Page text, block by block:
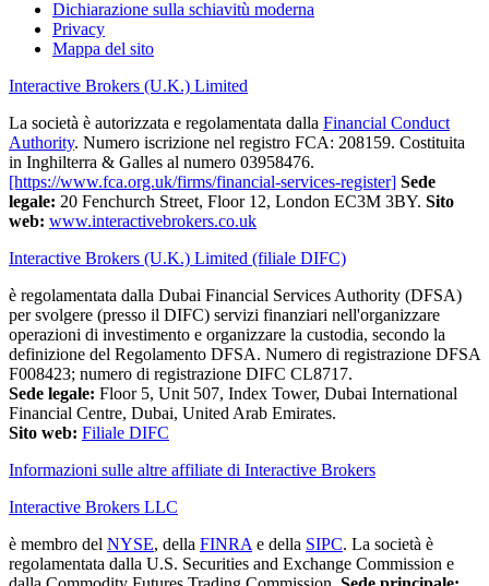
Dichiarazione sulla schiavitù moderna
Privacy
Mappa del sito
Interactive Brokers (U.K.) Limited
La società è autorizzata e regolamentata dalla Financial Conduct
Authority. Numero iscrizione nel registro FCA: 208159. Costituita
in Inghilterra & Galles al numero 03958476.
[https://www.fca.org.uk/firms/financial-services-register] Sede
legale: 20 Fenchurch Street, Floor 12, London EC3M 3BY. Sito
web: www.interactivebrokers.co.uk
Interactive Brokers (U.K.) Limited (filiale DIFC)
è regolamentata dalla Dubai Financial Services Authority (DFSA)
per svolgere (presso il DIFC) servizi finanziari nell'organizzare
operazioni di investimento e organizzare la custodia, secondo la
definizione del Regolamento DFSA. Numero di registrazione DFSA
F008423; numero di registrazione DIFC CL8717.
Sede legale: Floor 5, Unit 507, Index Tower, Dubai International
Financial Centre, Dubai, United Arab Emirates.
Sito web: Filiale DIFC
Informazioni sulle altre affiliate di Interactive Brokers
Interactive Brokers LLC
è membro del NYSE, della FINRA e della SIPC. La società è
regolamentata dalla U.S. Securities and Exchange Commission e